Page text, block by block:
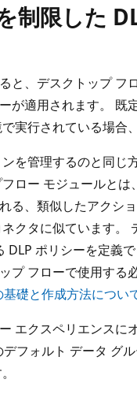
制限した
と、デスクトップ フ
が適用されます。 既
実行されている場合
を管理するのと同じ
ロー モジュールと
る、類似したアクシ
クタに似ています。
DLP ポリシーを定義
プ フローで使用する
基礎と作成方法につい
エクスペリエンスに
フォルト データ グ